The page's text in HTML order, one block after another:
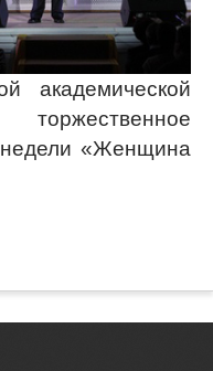
академической
недели «Женщина